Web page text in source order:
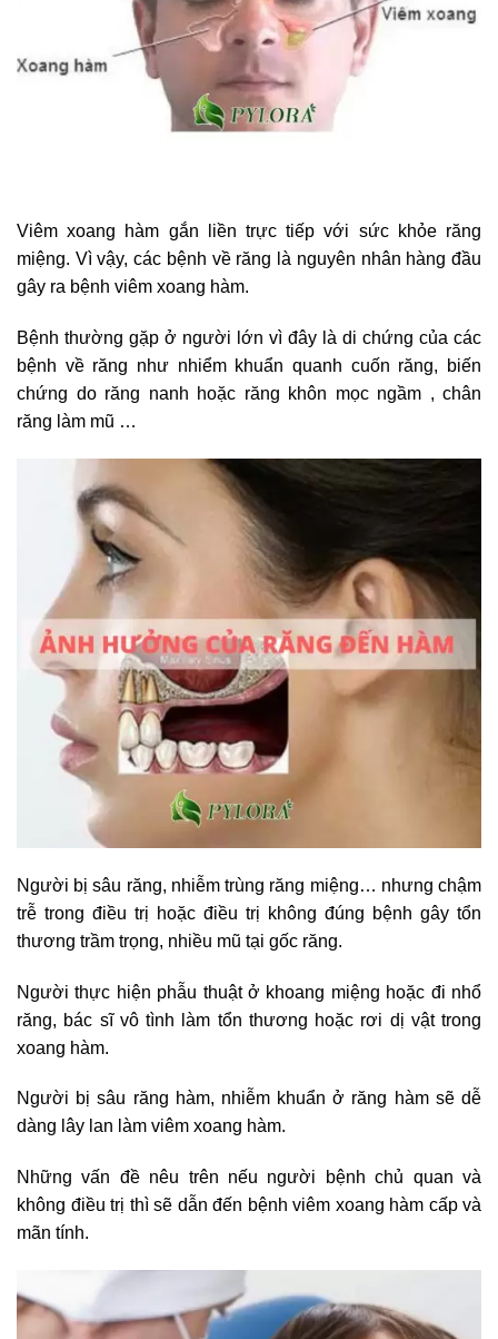
Viêm xoang hàm gắn liền trực tiếp với sức khỏe răng
miệng. Vì vậy, các bệnh về răng là nguyên nhân hàng đầu
gây ra bệnh viêm xoang hàm.
Bệnh thường gặp ở người lớn vì đây là di chứng của các
bệnh về răng như nhiểm khuẩn quanh cuốn răng, biến
chứng do răng nanh hoặc răng khôn mọc ngầm , chân
răng làm mũ …
Người bị sâu răng, nhiễm trùng răng miệng… nhưng chậm
trễ trong điều trị hoặc điều trị không đúng bệnh gây tổn
thương trầm trọng, nhiều mũ tại gốc răng.
Người thực hiện phẫu thuật ở khoang miệng hoặc đi nhổ
răng, bác sĩ vô tình làm tổn thương hoặc rơi dị vật trong
xoang hàm.
Người bị sâu răng hàm, nhiễm khuẩn ở răng hàm sẽ dễ
dàng lây lan làm viêm xoang hàm.
Những vấn đề nêu trên nếu người bệnh chủ quan và
không điều trị thì sẽ dẫn đến bệnh viêm xoang hàm cấp và
mãn tính.